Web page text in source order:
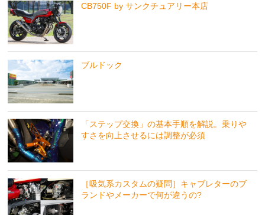
CB750F by サンクチュアリー本店
ブルドック
「ステップ交換」の基本手順を解説。乗りや
すさを向上させるには調整が必須
［吸気系カスタムの疑問］キャブレターのブ
ランドやメーカーで何が違うの?